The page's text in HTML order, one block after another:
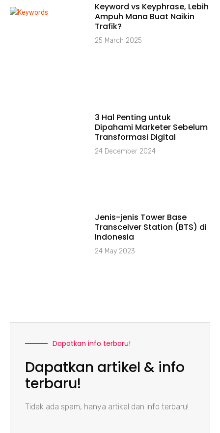
Keyword vs Keyphrase, Lebih
Ampuh Mana Buat Naikin
Trafik?
25 March 2025
3 Hal Penting untuk
Dipahami Marketer Sebelum
Transformasi Digital
24 December 2024
Jenis-jenis Tower Base
Transceiver Station (BTS) di
Indonesia
24 May 2023
Dapatkan info terbaru!
Dapatkan artikel & info
terbaru!
Tidak ada spam, hanya artikel dan info terbaru!